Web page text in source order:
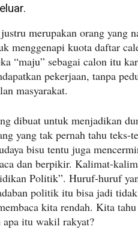
merupakan orang yang
menggenapi kuota daftar
“maju” sebagai calon itu
pekerjaan, tanpa
masyarakat.
dibuat untuk menjadikan
yang tak pernah tahu teks-
bisu tentu juga
dan berpikir. Kalimat-
Politik”. Huruf-huruf
politik itu bisa jadi
kita rendah. Kita tahu
apa itu wakil rakyat?